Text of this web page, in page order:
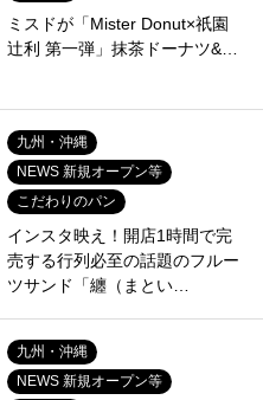
ミスドが「Mister Donut×祇園
辻利 第一弾」抹茶ドーナツ&…
九州・沖縄
NEWS 新規オープン等
こだわりのパン
インスタ映え！開店1時間で完
売する行列必至の話題のフルー
ツサンド「纏（まとい…
九州・沖縄
NEWS 新規オープン等